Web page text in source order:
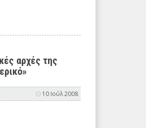
αρχές της
10 Ιούλ 2008